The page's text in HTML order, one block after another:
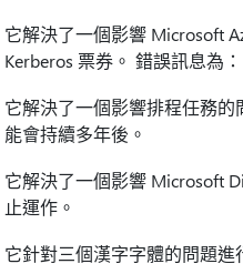
它解決了一個影響 Microsoft
Kerberos 票券。 錯誤訊息為
它解決了一個影響排程任務
能會持續多年後。
它解決了一個影響 Microsoft
止運作。
它針對三個漢字字體的問題